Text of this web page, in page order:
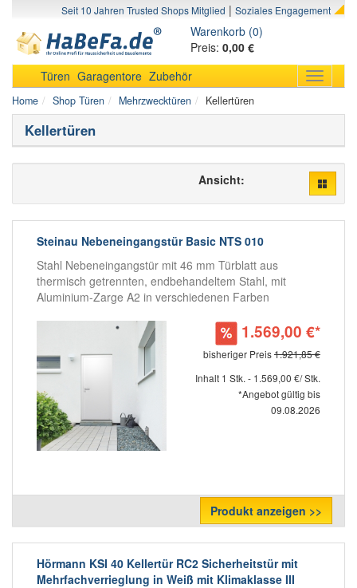
Seit 10 Jahren Trusted Shops Mitglied | Soziales Engagement
Warenkorb (0)
Preis: 0,00 €
Toggle
Türen Garagentore Zubehör
Home Shop Türen Mehrzwecktüren Kellertüren
Kellertüren
Ansicht:
Steinau Nebeneingangstür Basic NTS 010
Stahl Nebeneingangstür mit 46 mm Türblatt aus
thermisch getrennten, endbehandeltem Stahl, mit
Aluminium-Zarge A2 in verschiedenen Farben
1.569,00 €*
bisheriger Preis1.921,85 €
Inhalt 1 Stk. - 1.569,00 €/ Stk.
*Angebot gültig bis
09.08.2026
Produkt anzeigen >>
Hörmann KSI 40 Kellertür RC2 Sicherheitstür mit
Mehrfachverrieglung in Weiß mit Klimaklasse III